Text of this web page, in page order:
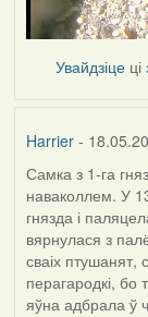
Увайдзіце ці
Harrier-
Самка з 1-га
наваколлем. У
гнязда і
вярнулася з
сваіх птушанят,
перагародкі,
яўна адбрала ў